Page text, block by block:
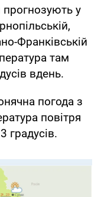
у
Франківській
там
вдень.
погода з
повітря
градусів.